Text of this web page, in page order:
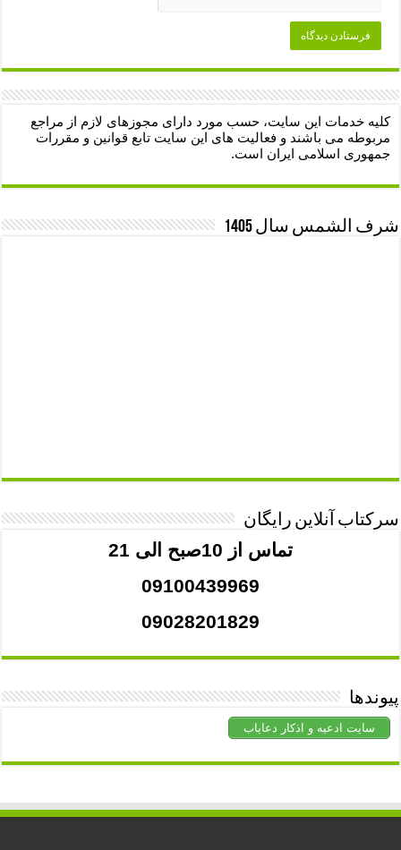
کلیه خدمات این سایت، حسب مورد دارای مجوزهای لازم از مراجع
مربوطه می باشند و فعالیت های این سایت تابع قوانین و مقررات
جمهوری اسلامی ایران است.
شرف الشمس سال 1405
سرکتاب آنلاین رایگان
تماس از 10صبح الی 21
09100439969
09028201829
پیوندها
سایت ادعیه و اذکار دعایاب